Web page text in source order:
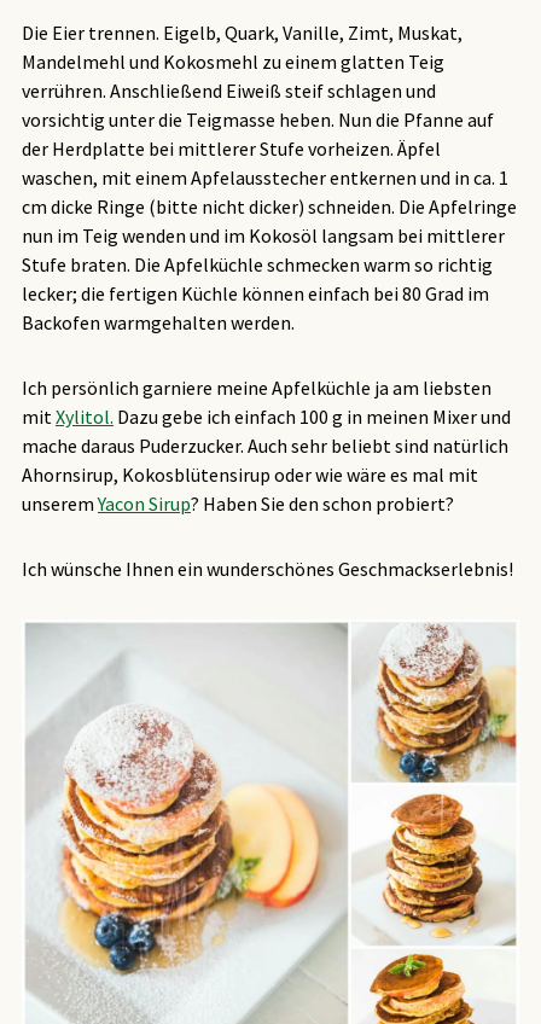
Die Eier trennen. Eigelb, Quark, Vanille, Zimt, Muskat,
Mandelmehl und Kokosmehl zu einem glatten Teig
verrühren. Anschließend Eiweiß steif schlagen und
vorsichtig unter die Teigmasse heben. Nun die Pfanne auf
der Herdplatte bei mittlerer Stufe vorheizen. Äpfel
waschen, mit einem Apfelausstecher entkernen und in ca. 1
cm dicke Ringe (bitte nicht dicker) schneiden. Die Apfelringe
nun im Teig wenden und im Kokosöl langsam bei mittlerer
Stufe braten. Die Apfelküchle schmecken warm so richtig
lecker; die fertigen Küchle können einfach bei 80 Grad im
Backofen warmgehalten werden.
Ich persönlich garniere meine Apfelküchle ja am liebsten
mitXylitol. Dazu gebe ich einfach 100 g in meinen Mixer und
mache daraus Puderzucker. Auch sehr beliebt sind natürlich
Ahornsirup, Kokosblütensirup oder wie wäre es mal mit
unseremYacon Sirup? Haben Sie den schon probiert?
Ich wünsche Ihnen ein wunderschönes Geschmackserlebnis!